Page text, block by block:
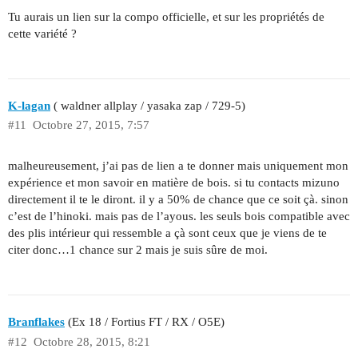
Tu aurais un lien sur la compo officielle, et sur les propriétés de
cette variété ?
K-lagan ( waldner allplay / yasaka zap / 729-5)
Octobre 27, 2015, 7:57
#11
malheureusement, j’ai pas de lien a te donner mais uniquement mon
expérience et mon savoir en matière de bois. si tu contacts mizuno
directement il te le diront. il y a 50% de chance que ce soit çà. sinon
c’est de l’hinoki. mais pas de l’ayous. les seuls bois compatible avec
des plis intérieur qui ressemble a çà sont ceux que je viens de te
citer donc…1 chance sur 2 mais je suis sûre de moi.
Branflakes (Ex 18 / Fortius FT / RX / O5E)
Octobre 28, 2015, 8:21
#12